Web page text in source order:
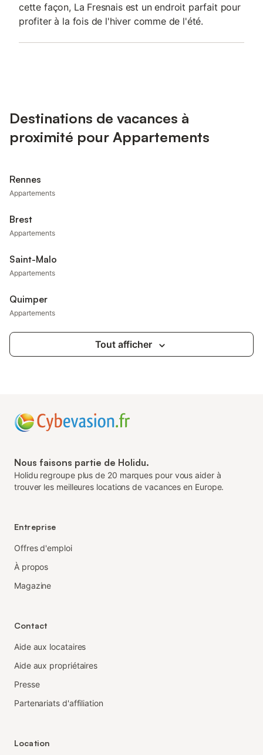
cette façon, La Fresnais est un endroit parfait pour
profiter à la fois de l'hiver comme de l'été.
Destinations de vacances à
proximité pour Appartements
Rennes
Appartements
Brest
Appartements
Saint-Malo
Appartements
Quimper
Appartements
Tout afficher
Nous faisons partie de Holidu.
Holidu regroupe plus de 20 marques pour vous aider à
trouver les meilleures locations de vacances en Europe.
Entreprise
Offres d'emploi
À propos
Magazine
Contact
Aide aux locataires
Aide aux propriétaires
Presse
Partenariats d'affiliation
Location